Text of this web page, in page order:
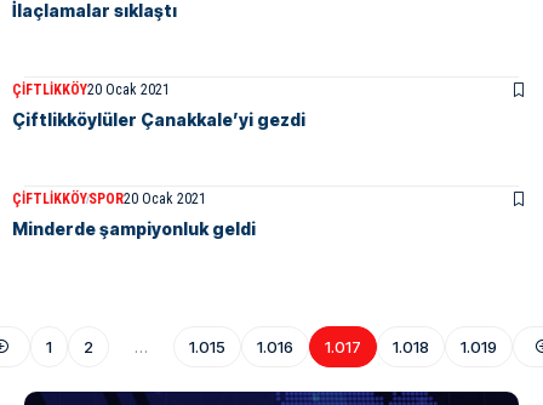
İlaçlamalar sıklaştı
ÇIFTLIKKÖY20 Ocak 2021
Çiftlikköylüler Çanakkale’yi gezdi
ÇIFTLIKKÖYSPOR20 Ocak 2021
Minderde şampiyonluk geldi
1 2 … 1.015 1.016 1.017 1.018 1.019